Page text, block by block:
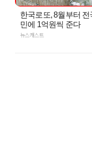
한국로또, 8월부터 전
민에 1억원씩 준다
뉴스캐스트